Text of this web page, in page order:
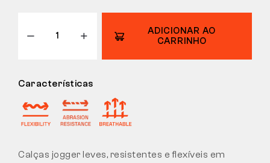
ADICIONAR AO
CARRINHO
Características
Calças jogger leves, resistentes e flexíveis em